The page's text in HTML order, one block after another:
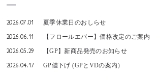
2026.07.01 夏季休業日のおしらせ
2026.06.11 【フロールエバー】価格改定のご案内
2026.05.29 【GP】新商品発売のお知らせ
2026.04.17 GP値下げ (GPとVDの案内）